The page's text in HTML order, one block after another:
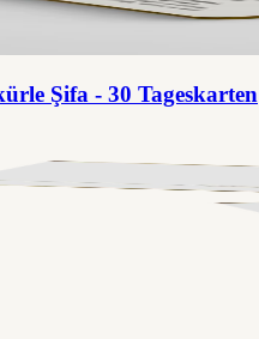
Şifa - 30 Tageskarten